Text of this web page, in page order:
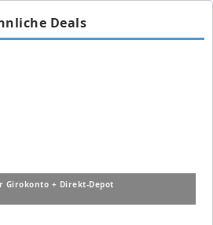
Deals
Girokonto + Direkt-Depot